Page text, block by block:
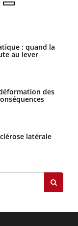
: quand la
au lever
des
latérale